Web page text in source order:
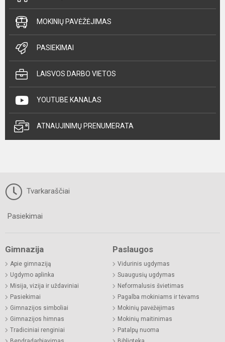
MOKINIŲ PAVĖŽĖJIMAS
PASIEKIMAI
LAISVOS DARBO VIETOS
YOUTUBE KANALAS
ATNAUJINIMŲ PRENUMERATA
Tvarkaraščiai
Pasiekimai
Gimnazija
Apie gimnaziją
Ugdymo aplinka
Misija, vizija ir uždaviniai
Pasiekimai
Gimnazijos simboliai
Gimnazijos himnas
Tradiciniai renginiai
Paslaugos
Vidurinis ugdymas
Suaugusių ugdymas
Neformalusis švietimas
Pagalba mokiniams ir tėvams
Mokinių pavėžėjimas
Mokinių maitinimas
Patalpų nuoma